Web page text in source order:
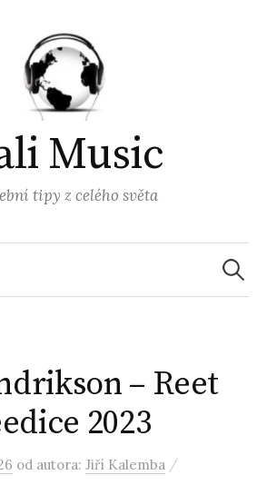
Music
tipy z celého světa
– Reet
2023
od autora: Jiří Kalemba /